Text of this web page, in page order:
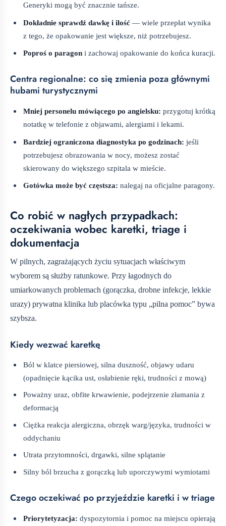
Generyki mogą być znacznie tańsze.
Dokładnie sprawdź dawkę i ilość — wiele przepłat wynika
z tego, że opakowanie jest większe, niż potrzebujesz.
Poproś o paragon i zachowaj opakowanie do końca kuracji.
Centra regionalne: co się zmienia poza głównymi
hubami turystycznymi
Mniej personelu mówiącego po angielsku: przygotuj krótką
notatkę w telefonie z objawami, alergiami i lekami.
Bardziej ograniczona diagnostyka po godzinach: jeśli
potrzebujesz obrazowania w nocy, możesz zostać
skierowany do większego szpitala w mieście.
Gotówka może być częstsza: nalegaj na oficjalne paragony.
Co robić w nagłych przypadkach:
oczekiwania wobec karetki, triage i
dokumentacja
W pilnych, zagrażających życiu sytuacjach właściwym
wyborem są służby ratunkowe. Przy łagodnych do
umiarkowanych problemach (gorączka, drobne infekcje, lekkie
urazy) prywatna klinika lub placówka typu „pilna pomoc” bywa
szybsza.
Kiedy wezwać karetkę
Ból w klatce piersiowej, silna duszność, objawy udaru
(opadnięcie kącika ust, osłabienie ręki, trudności z mową)
Poważny uraz, obfite krwawienie, podejrzenie złamania z
deformacją
Ciężka reakcja alergiczna, obrzęk warg/języka, trudności w
oddychaniu
Utrata przytomności, drgawki, silne splątanie
Silny ból brzucha z gorączką lub uporczywymi wymiotami
Czego oczekiwać po przyjeździe karetki i w triage
Priorytetyzacja: dyspozytornia i pomoc na miejscu opierają